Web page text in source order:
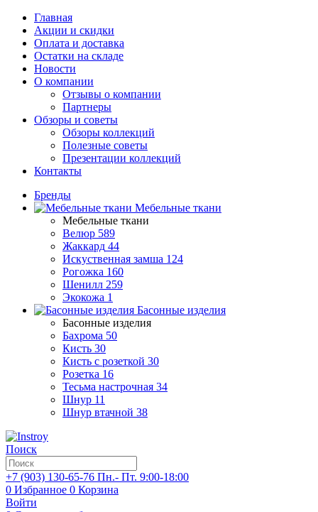
Главная
Акции и скидки
Оплата и доставка
Остатки на складе
Новости
О компании
Отзывы о компании
Партнеры
Обзоры и советы
Обзоры коллекций
Полезные советы
Презентации коллекций
Контакты
Бренды
Мебельные ткани
Мебельные ткани
Велюр 589
Жаккард 44
Искуственная замша 124
Рогожка 160
Шенилл 259
Экокожа 1
Басонные изделия
Басонные изделия
Бахрома 50
Кисть 30
Кисть с розеткой 30
Розетка 16
Тесьма настрочная 34
Шнур 11
Шнур втачной 38
Поиск
+7 (903) 130-65-76 Пн.- Пт. 9:00-18:00
0 Избранное 0 Корзина
Войти